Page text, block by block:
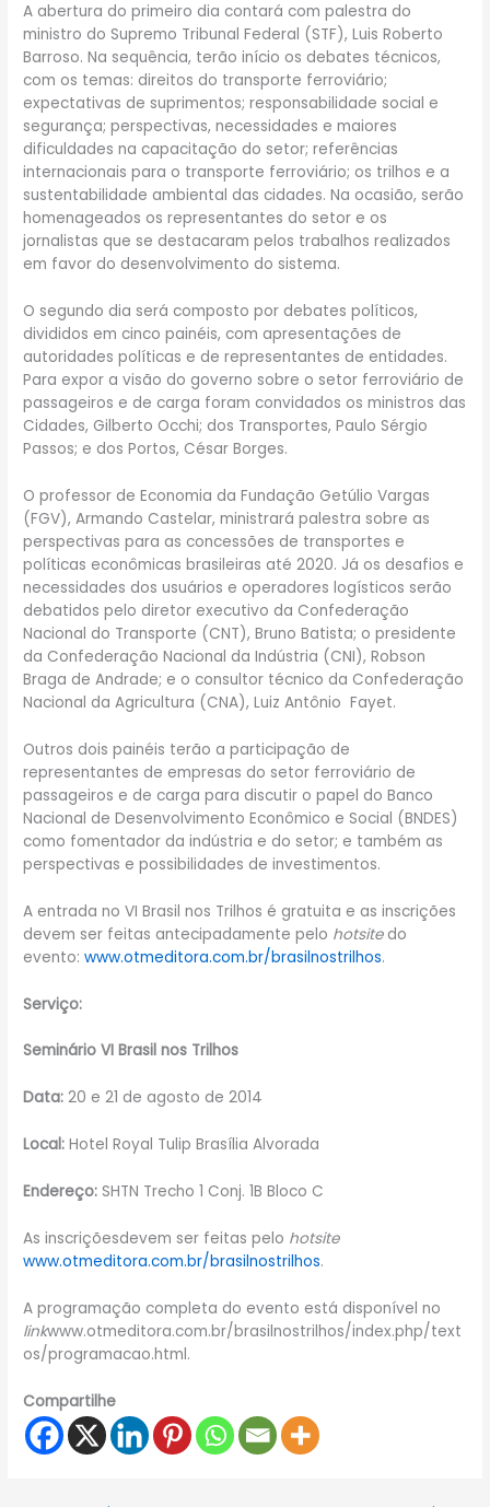
A abertura do primeiro dia contará com palestra do
ministro do Supremo Tribunal Federal (STF), Luis Roberto
Barroso. Na sequência, terão início os debates técnicos,
com os temas: direitos do transporte ferroviário;
expectativas de suprimentos; responsabilidade social e
segurança; perspectivas, necessidades e maiores
dificuldades na capacitação do setor; referências
internacionais para o transporte ferroviário; os trilhos e a
sustentabilidade ambiental das cidades. Na ocasião, serão
homenageados os representantes do setor e os
jornalistas que se destacaram pelos trabalhos realizados
em favor do desenvolvimento do sistema.
O segundo dia será composto por debates políticos,
divididos em cinco painéis, com apresentações de
autoridades políticas e de representantes de entidades.
Para expor a visão do governo sobre o setor ferroviário de
passageiros e de carga foram convidados os ministros das
Cidades, Gilberto Occhi; dos Transportes, Paulo Sérgio
Passos; e dos Portos, César Borges.
O professor de Economia da Fundação Getúlio Vargas
(FGV), Armando Castelar, ministrará palestra sobre as
perspectivas para as concessões de transportes e
políticas econômicas brasileiras até 2020. Já os desafios e
necessidades dos usuários e operadores logísticos serão
debatidos pelo diretor executivo da Confederação
Nacional do Transporte (CNT), Bruno Batista; o presidente
da Confederação Nacional da Indústria (CNI), Robson
Braga de Andrade; e o consultor técnico da Confederação
Nacional da Agricultura (CNA), Luiz Antônio Fayet.
Outros dois painéis terão a participação de
representantes de empresas do setor ferroviário de
passageiros e de carga para discutir o papel do Banco
Nacional de Desenvolvimento Econômico e Social (BNDES)
como fomentador da indústria e do setor; e também as
perspectivas e possibilidades de investimentos.
A entrada no VI Brasil nos Trilhos é gratuita e as inscrições
devem ser feitas antecipadamente pelo hotsitedo
evento:www.otmeditora.com.br/brasilnostrilhos.
Serviço:
Seminário VI Brasil nos Trilhos
Data:20 e 21 de agosto de 2014
Local:Hotel Royal Tulip Brasília Alvorada
Endereço: SHTN Trecho 1 Conj. 1B Bloco C
As inscriçõesdevem ser feitas pelo hotsite
www.otmeditora.com.br/brasilnostrilhos.
A programação completa do evento está disponível no
linkwww.otmeditora.com.br/brasilnostrilhos/index.php/text
os/programacao.html.
Compartilhe